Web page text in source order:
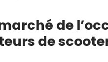
de
de